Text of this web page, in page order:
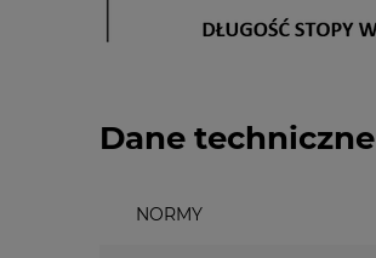
Dane techniczne
NORMY